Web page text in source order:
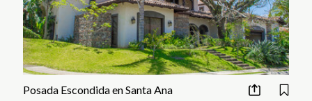
Posada Escondida en Santa Ana